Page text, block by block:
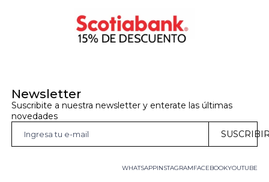
Newsletter
Suscribite a nuestra newsletter y enterate las últimas
novedades
WHATSAPP FACEBOOKYOUTUBE
INSTAGRAM